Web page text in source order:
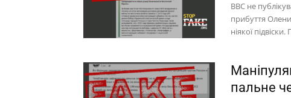
BBC не
прибуття
ніякої
пальне